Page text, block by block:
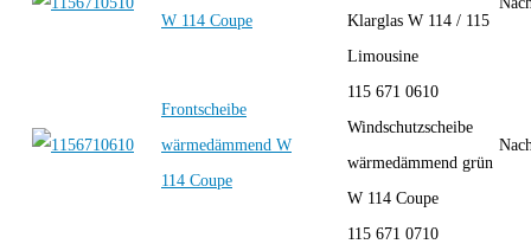
W 114 Coupe
Klarglas W 114 / 115
Limousine
Frontscheibe
wärmedämmend W
114 Coupe
115 671 0610
Windschutzscheibe
wärmedämmend grün
W 114 Coupe
115 671 0710